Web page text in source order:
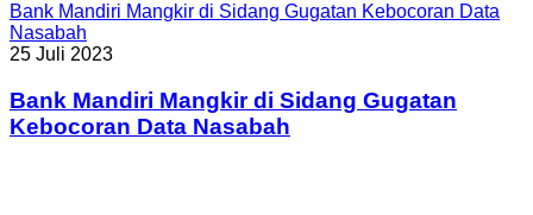
Bank Mandiri Mangkir di Sidang Gugatan Kebocoran Data
Nasabah
25 Juli 2023
Bank Mandiri Mangkir di Sidang Gugatan
Kebocoran Data Nasabah